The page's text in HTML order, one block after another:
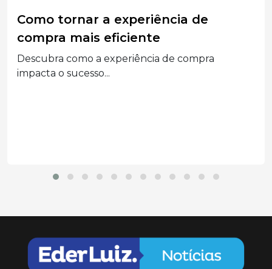
MPT-SC divulga acórdão do TST que
condenou Associações Empresariais
e seus Dirigentes por assédio
eleitoral